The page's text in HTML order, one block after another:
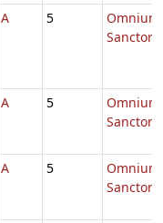
A 5
Omnium
A 5
Omnium
A 5
Omnium